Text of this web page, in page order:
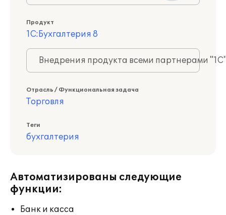
Продукт
1С:Бухгалтерия 8
Внедрения продукта всеми партнерами
Отрасль / Функциональная задача
Торговля
Теги
бухгалтерия
Автоматизированы следующие
функции:
Банк и касса